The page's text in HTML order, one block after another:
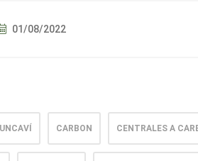
01/08/2022
CARBON CENTRALES A